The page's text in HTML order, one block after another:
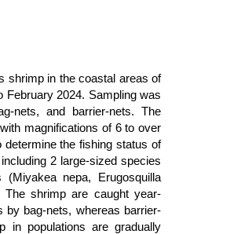
shrimp in the coastal areas of
2024. Sampling was
nets, and barrier-nets. The
magnifications of 6 to over
the fishing status of
2 large-sized species
nepa, Erugosquilla
The shrimp are caught year-
by bag-nets, whereas barrier-
in populations are gradually